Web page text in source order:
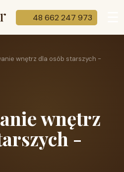
48 662 247 973
wnętrz dla osób starszych -
wnętrz
-